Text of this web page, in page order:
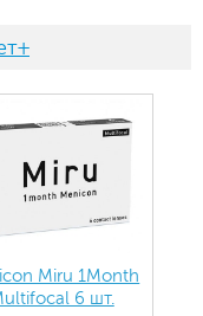
Miru 1Month
6 шт.